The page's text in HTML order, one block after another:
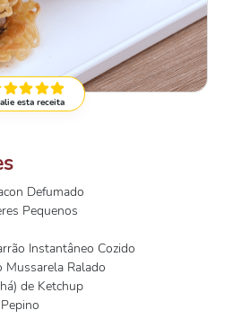
esta receita
Defumado
Pequenos
Instantâneo Cozido
Mussarela Ralado
de Ketchup